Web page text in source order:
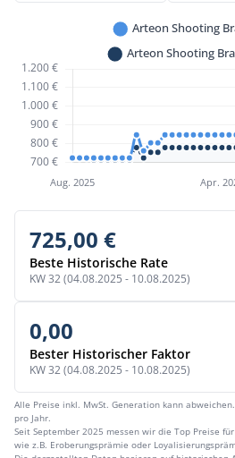
725,00 €
Beste Historische Rate
KW 32 (04.08.2025 - 10.08.2025)
0,00
Bester Historischer Faktor
KW 32 (04.08.2025 - 10.08.2025)
Alle Preise inkl. MwSt. Generation kann
pro Jahr.
Seit September 2025 messen wir die Top Preise
wie z.B. Eroberungsprämie oder